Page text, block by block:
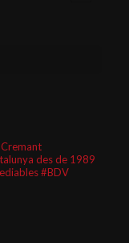
des de 1989
#BDV